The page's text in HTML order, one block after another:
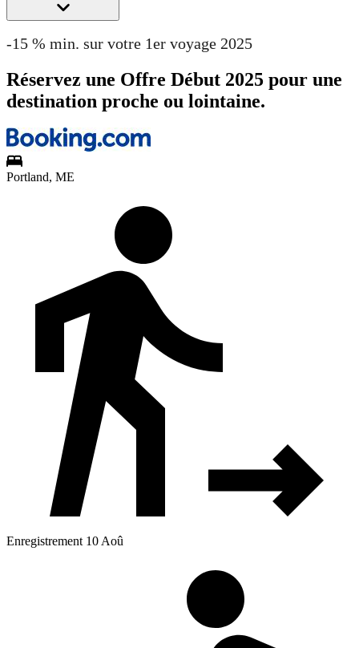
-15 % min. sur votre 1er voyage 2025
Réservez une Offre Début 2025 pour une
destination proche ou lointaine.
Portland, ME
Enregistrement 10 Aoû